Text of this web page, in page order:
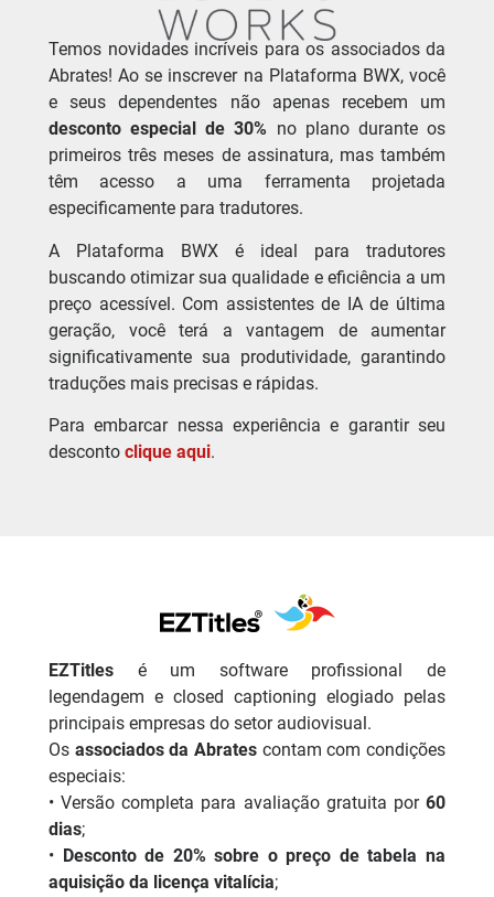
Temos novidades incríveis para os associados da
Abrates! Ao se inscrever na Plataforma BWX, você
e seus dependentes não apenas recebem um
desconto especial de 30% no plano durante os
primeiros três meses de assinatura, mas também
têm acesso a uma ferramenta projetada
especificamente para tradutores.
A Plataforma BWX é ideal para tradutores
buscando otimizar sua qualidade e eficiência a um
preço acessível. Com assistentes de IA de última
geração, você terá a vantagem de aumentar
significativamente sua produtividade, garantindo
traduções mais precisas e rápidas.
Para embarcar nessa experiência e garantir seu
desconto clique aqui.
EZTitles é um software profissional de
legendagem e closed captioning elogiado pelas
principais empresas do setor audiovisual.
Os associados da Abrates contam com condições
especiais:
• Versão completa para avaliação gratuita por 60
dias;
• Desconto de 20% sobre o preço de tabela na
aquisição da licença vitalícia;